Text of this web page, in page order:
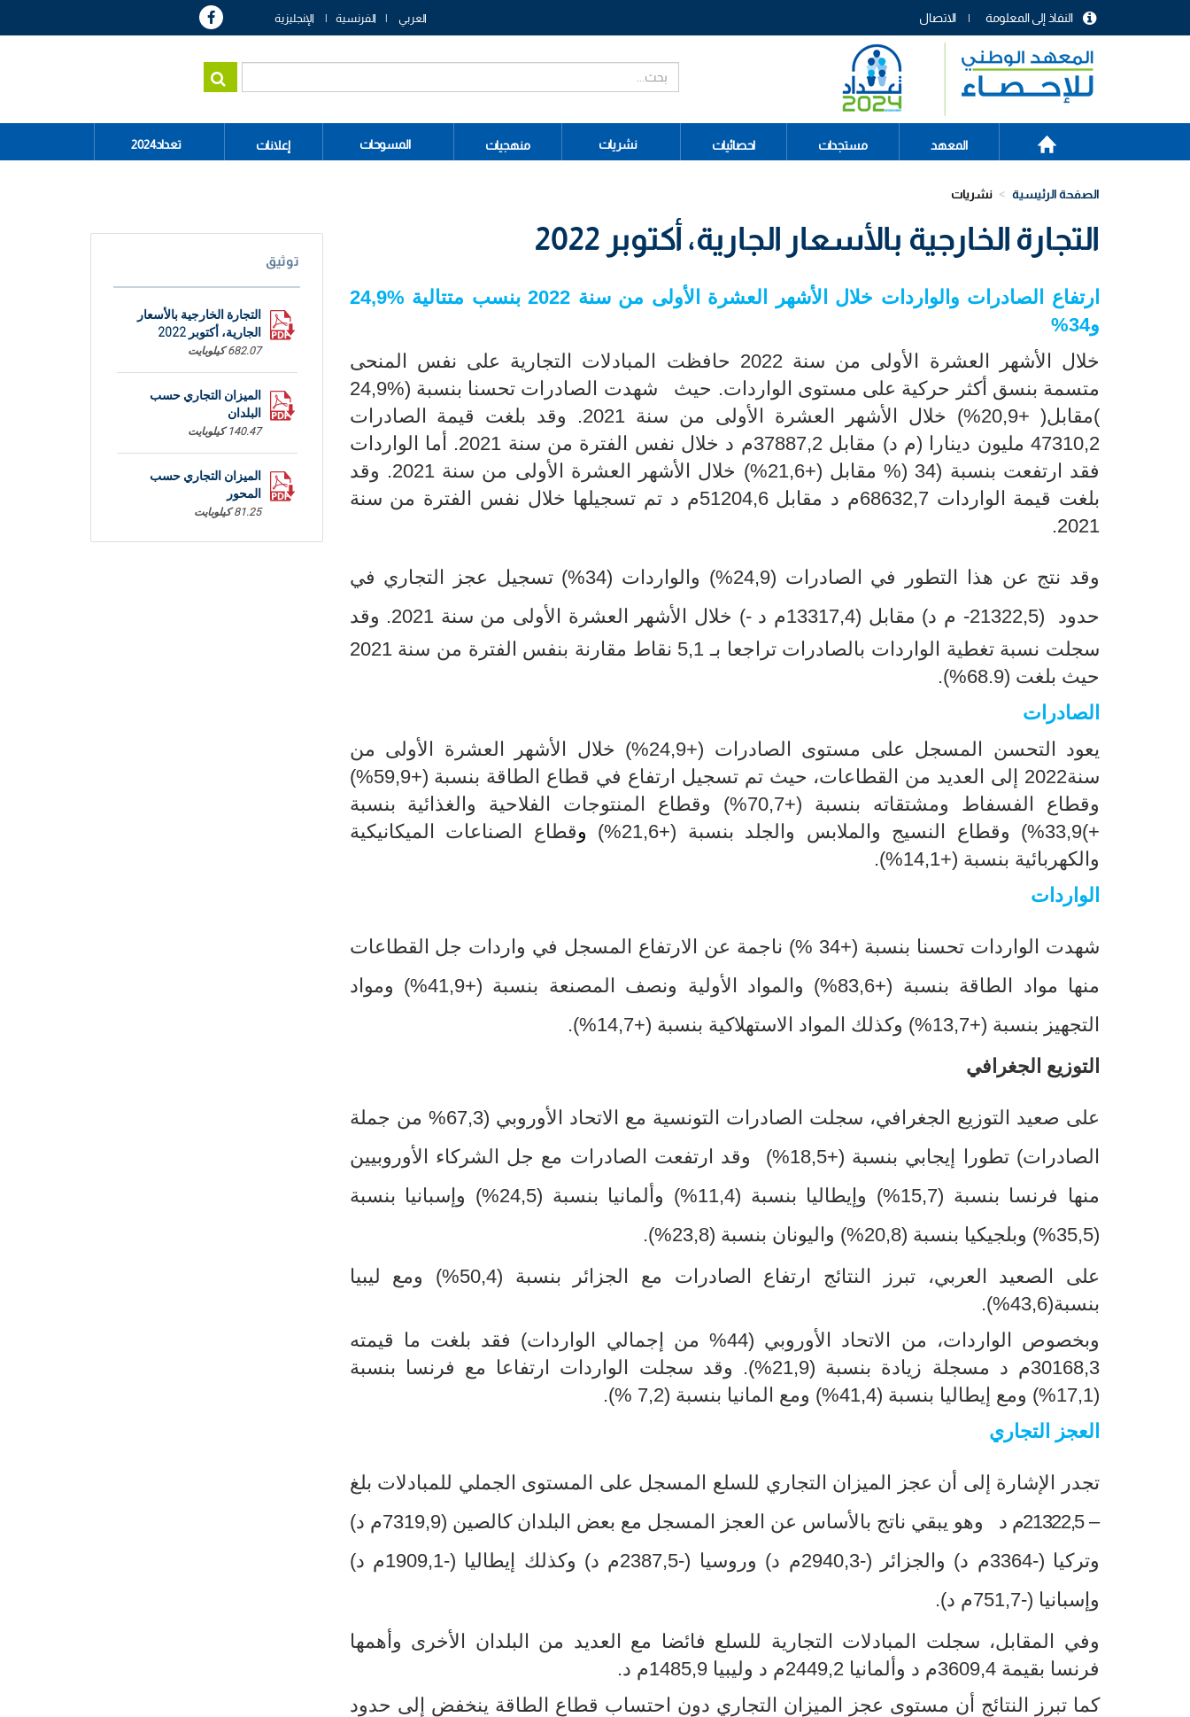
menu
header
الاتصال النفاذ إلى المعلومة العربي الفرنسية الإنجليزية
Main
navigation
الرئيسية
المعهد مستجدات احصائيات نشريات منهجيات المسوحات إعلانات تعداد2024
الصفحة الرئيسية نشريات
التجارة الخارجية بالأسعار الجارية، أكتوبر 2022
ارتفاع الصادرات والواردات خلال الأشهر العشرة الأولى من سنة 2022 بنسب متتالية
%
و34%
خلال الأشهر العشرة الأولى من سنة 2022 حافظت المبادلات التجارية على نفس المنحى
متسمة بنسق أكثر حركية على مستوى الواردات. حيث شهدت الصادرات تحسنا بنسبة (24,9
%
)مقابل( +20,9%) خلال الأشهر العشرة الأولى من سنة 2021. وقد بلغت قيمة الصادرات
47310,2 مليون دينارا (م د) مقابل 37887,2م د خلال نفس الفترة من سنة 2021. أما الواردات
فقد ارتفعت بنسبة (34 (% مقابل (+21,6%) خلال الأشهر العشرة الأولى من سنة 2021. وقد
بلغت قيمة الواردات 68632,7م د مقابل 51204,6م د تم تسجيلها خلال نفس الفترة من سنة
2021.
وقد نتج عن هذا التطور في الصادرات (24,9 %) والواردات (34 %) تسجيل عجز التجاري في
حدود (21322,5- م
د) مقابل (13317,4م د -) خلال الأشهر العشرة الأولى من سنة 2021. وقد
سجلت نسبة تغطية الواردات بالصادرات تراجعا بـ 5,1 نقاط مقارنة بنفس الفترة
من سنة 2021
حيث بلغت (68.9%
).
الصادرات
يعود التحسن المسجل على مستوى الصادرات (+24,9
%) خلال الأشهر العشرة الأولى من
سنة2022 إلى العديد من القطاعات، حيث تم تسجيل ارتفاع في قطاع الطاقة بنسبة (+59,9%)
وقطاع الفسفاط ومشتقاته بنسبة (+70,7%) وقطاع المنتوجات الفلاحية والغذائية بنسبة
+)33,9%) وقطاع النسيج والملابس والجلد بنسبة (+21,6%)
وقطاع الصناعات الميكانيكية
والكهربائية بنسبة (+14,1%).
الواردات
شهدت الواردات تحسنا بنسبة (+34 (% ناجمة عن الارتفاع المسجل في واردات جل القطاعات
منها مواد الطاقة بنسبة (+83,6%) والمواد الأولية ونصف المصنعة بنسبة (+41,9%) ومواد
التجهيز بنسبة (+13,7%)
وكذلك المواد الاستهلاكية بنسبة (+14,7%).
التوزيع الجغرافي
على صعيد التوزيع الجغرافي، سجلت الصادرات التونسية مع الاتحاد الأوروبي (67,3 % من جملة
الصادرات) تطورا إيجابي بنسبة (+18,5
(%
وقد ارتفعت الصادرات مع جل الشركاء الأوروبيين
منها فرنسا بنسبة (15,7
(% وإيطاليا بنسبة (11,4 %) وألمانيا بنسبة (24,5 (% وإسبانيا بنسبة
(35,5
(% وبلجيكيا بنسبة (20,8 (% واليونان بنسبة (23,8 (%
.
على الصعيد العربي، تبرز النتائج ارتفاع الصادرات مع الجزائر بنسبة (50,4%) ومع ليبيا
بنسبة(43,6%).
وبخصوص الواردات، من الاتحاد الأوروبي (44
% من إجمالي الواردات) فقد بلغت ما قيمته
30168,3م د مسجلة زيادة بنسبة (21,9%). وقد سجلت الواردات ارتفاعا مع فرنسا بنسبة
(17,1%) ومع إيطاليا بنسبة (41,4%) ومع المانيا بنسبة (7,2 %).
العجز التجاري
تجدر الإشارة إلى أن عجز الميزان التجاري للسلع المسجل على المستوى الجملي للمبادلات بلغ
–21322,5م د
وهو يبقي ناتج بالأساس عن العجز المسجل مع بعض البلدان كالصين (7319,9م د)
وتركيا (-3364م د) والجزائر
(-2940,3م د) وروسيا (-2387,5م د) وكذلك إيطاليا (-1909,1م د)
وإسبانيا (-751,7م د).
وفي المقابل، سجلت المبادلات التجارية للسلع فائضا مع العديد من البلدان الأخرى وأهمها
فرنسا بقيمة 3609,4م د وألمانيا 2449,2م
د وليبيا 1485,9م د.
كما تبرز النتائج أن مستوى عجز الميزان التجاري دون احتساب قطاع الطاقة ينخفض إلى حدود
توثيق
التجارة الخارجية بالأسعار
الجارية، أكتوبر 2022
682.07 كيلوبايت
الميزان التجاري حسب
البلدان
140.47 كيلوبايت
الميزان التجاري حسب
المحور
81.25 كيلوبايت